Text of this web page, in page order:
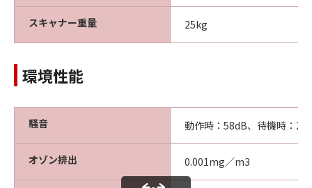
スキャナー重量 25kg
環境性能
騒音 動作時：58dB、待機時：
オゾン排出 0.001mg／m3